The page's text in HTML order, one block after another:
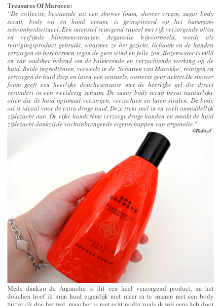
Treasures Of Marocco:
“De collectie, bestaande uit een shower foam, shower cream, sugar body
scrub, body oil en hand cream, is geïnspireerd op het hammam-
schoonheidsritueel. Een intensief reinigend ritueel met rijk verzorgende oliën
en verfijnde bloemenextracten. Arganolie bijvoorbeeld, wordt als
reinigingsproduct gebruikt, waarmee ze het gezicht, lichaam en de handen
verzorgen en beschermen tegen de gure wind en felle zon. Rozenwater is mild
en van oudsher bekend om de kalmerende en verzachtende werking op de
huid. Beide ingrediënten, verwerkt in de ‘Schatten van Marokko’, reinigen en
verzorgen de huid diep en laten een sensuele, oosterse geur achter.De shower
foam geeft een heerlijke douchesensatie met de heerlijke gel die direct
verandert in een weelderig schuim. De sugar body scrub bevat natuurlijke
oliën die de huid optimaal verzorgen, verzachten en laten stralen. De body
oil is ideaal voor de extra droge huid. Deze trekt snel in en voelt onmiddellijk
zijdezacht aan. De rijke handcrème verzorgt droge handen en maakt de huid
zijdezacht dankzij de vochtinbrengende eigenschappen van arganolie.”
Mede dankzij de Arganolie is dit een heel verzorgend product, na het
douchen hoef ik mijn huid eigenlijk niet meer in te smeren met een body
butter (ik doe het wel, maar het is niet echt nodig zoals ik wel eens heb door